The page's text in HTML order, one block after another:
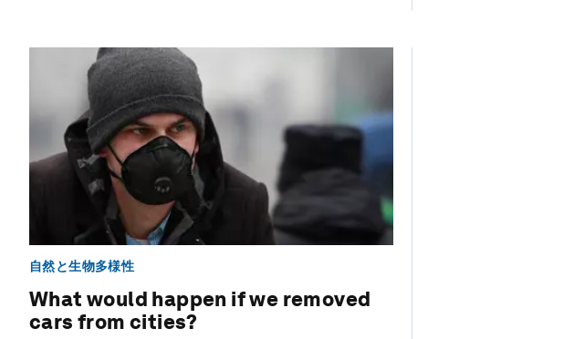
自然と生物多様性
What would happen if we removed
cars from cities?